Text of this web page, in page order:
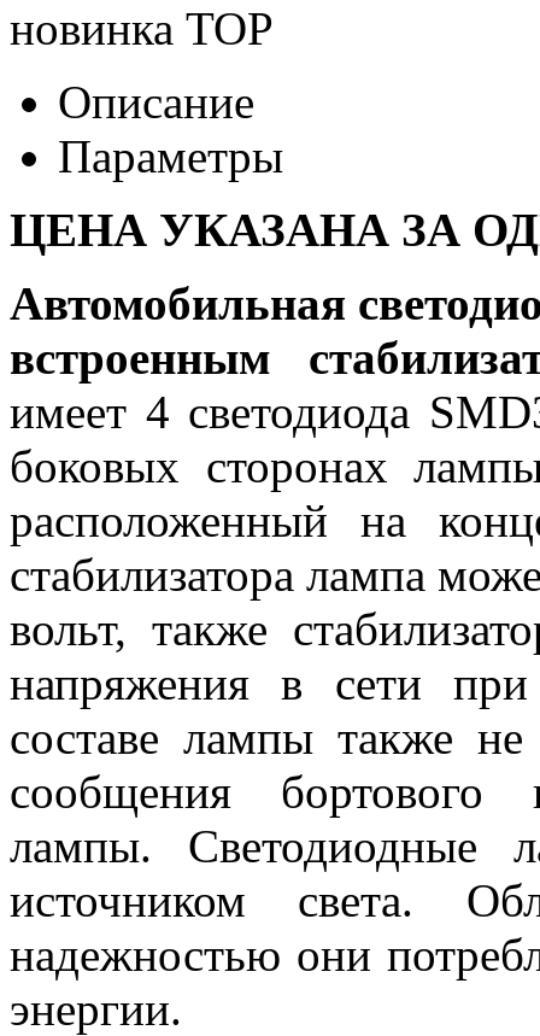
новинка TOP
Описание
Параметры
ЦЕНА УКАЗАНА ЗА
Автомобильная
встроенным
имеет 4 светодиода
боковых сторонах
расположенный на
стабилизатора лампа
вольт, также
напряжения в сети
составе лампы также
сообщения бортового
лампы. Светодиодные
источником света.
надежностью они
энергии.